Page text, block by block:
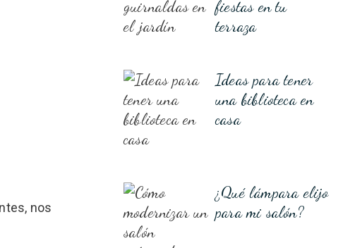
nos
fiestas en tu
terraza
Ideas para tener
una biblioteca en
casa
¿Qué lámpara elijo
para mi salón?